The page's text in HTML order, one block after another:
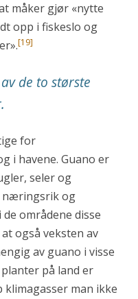
måker gjør «nytte
opp i fiskeslo og
[19]
de to største
for
i havene. Guano er
seler og
næringsrik og
områdene disse
også veksten av
av guano i visse
på land er
man ikke